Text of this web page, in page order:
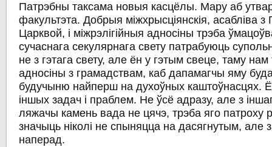
Патрэбны таксама новыя касцёлы. Мару аб
факультэта. Добрыя міжхрысціянскія, асабліва
Царквой, і міжрэлігійныя адносіны трэба
сучаснага секулярнага свету патрабуюць
не з гэтага свету, але ён у гэтым свеце, таму нам
адносіны з грамадствам, каб дапамагчы яму
будучыню найперш на духоўных каштоўнасцях.
іншых задач і праблем. Не ўсё адразу, але з
ляжачы камень вада не цячэ, трэба яго патроху
значыць ніколі не спыняцца на дасягнутым, але
наперад.